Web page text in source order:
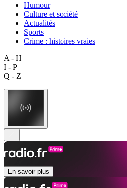
Humour
Culture et société
Actualités
Sports
Crime : histoires vraies
A - H
I - P
Q - Z
En savoir plus